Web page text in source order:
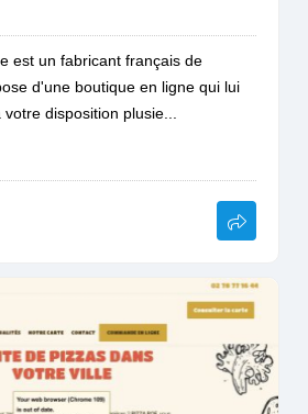
est un fabricant français de
d'une boutique en ligne qui lui
disposition plusie...